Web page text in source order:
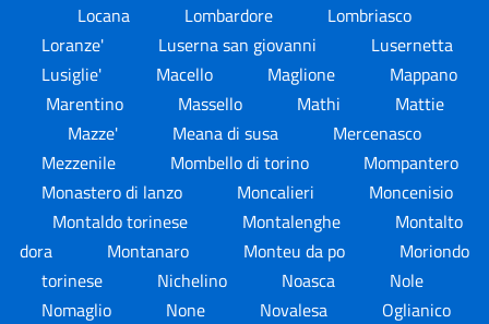
Locana
Lombardore
Lombriasco
Loranze'
Luserna san giovanni
Lusernetta
Lusiglie'
Macello Maglione
Mappano
Marentino
Massello Mathi
Mattie
Mazze'
Meana di susa
Mercenasco
Mezzenile
Mombello di torino
Mompantero
Monastero di lanzo
Moncalieri
Moncenisio
Montaldo torinese
Montalenghe
Montalto
dora
Montanaro Monteu da po
Moriondo
torinese
Nichelino Noasca
Nole
Nomaglio
None Novalesa
Oglianico